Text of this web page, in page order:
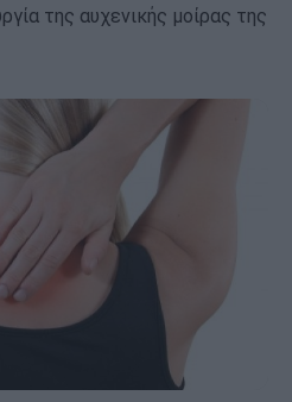
της αυχενικής μοίρας της